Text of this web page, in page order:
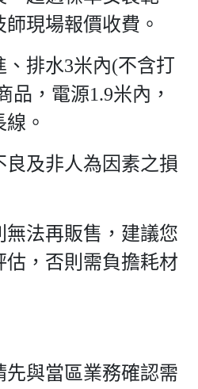
現場報價收費。
排水3米內(不含打
品，電源1.9米內，
。
及非人為因素之損
無法再販售，建議您
估，否則需負擔耗材
先與當區業務確認需